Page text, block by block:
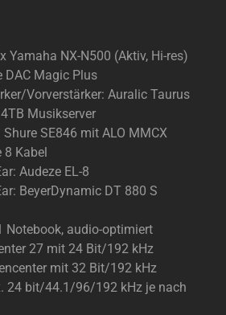
Yamaha NX-N500 (Aktiv, Hi-res)
DAC Magic Plus
Vorverstärker: Auralic Taurus
Musikserver
SE846 mit ALO MMCX
8 Kabel
Audeze EL-8
BeyerDynamic DT 880 S
Notebook, audio-optimiert
27 mit 24 Bit/192 kHz
mit 32 Bit/192 kHz
24 bit/44.1/96/192 kHz je nach